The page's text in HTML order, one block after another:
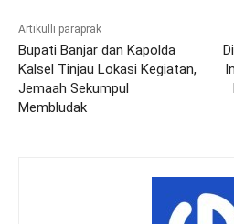
Artikulli paraprak
Bupati Banjar dan Kapolda
Kalsel Tinjau Lokasi Kegiatan,
Jemaah Sekumpul
Membludak